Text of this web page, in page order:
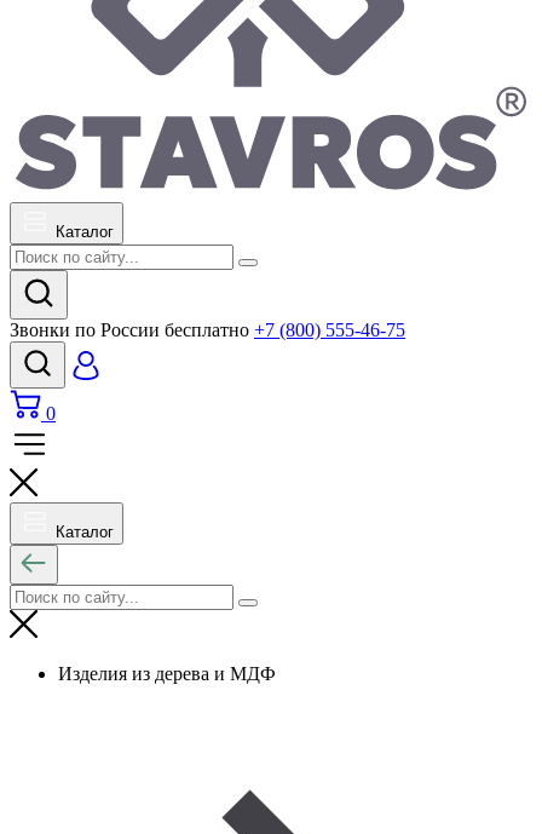
Каталог
Звонки по России бесплатно +7 (800) 555-46-75
0
Каталог
Изделия из дерева и МДФ